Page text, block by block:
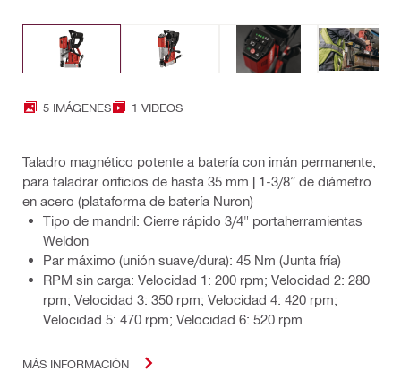
5 IMÁGENES 1 VIDEOS
Taladro magnético potente a batería con imán permanente,
para taladrar orificios de hasta 35 mm | 1-3/8” de diámetro
en acero (plataforma de batería Nuron)
Tipo de mandril: Cierre rápido 3/4" portaherramientas
Weldon
Par máximo (unión suave/dura): 45 Nm (Junta fría)
RPM sin carga: Velocidad 1: 200 rpm; Velocidad 2: 280
rpm; Velocidad 3: 350 rpm; Velocidad 4: 420 rpm;
Velocidad 5: 470 rpm; Velocidad 6: 520 rpm
MÁS INFORMACIÓN